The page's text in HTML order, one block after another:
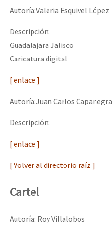
Autoría:Valeria Esquivel López
Descripción:
Guadalajara Jalisco
Caricatura digital
[ enlace ]
Autoría:Juan Carlos Capanegra
Descripción:
[ enlace ]
[ Volver al directorio raíz ]
Cartel
Autoría: Roy Villalobos